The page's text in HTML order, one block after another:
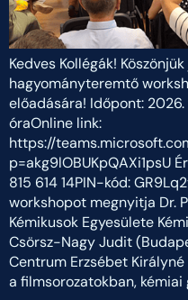
Kedves Kollégák!
hagyományteremtő
előadására! Időpont:
óraOnline link:
https://
p=akg9lOBUKpQAXi1psU
815 614 14PIN-kód:
workshopot megnyitja Dr.
Kémikusok Egyesülete
Csörsz-Nagy Judit
Centrum Erzsébet
a filmsorozatokban, kémiai